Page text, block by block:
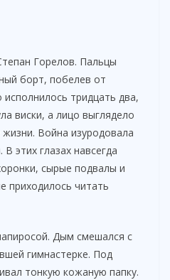
Горелов. Пальцы
борт, побелев от
тридцать два,
виски, а лицо выглядело
Война изуродовала
этих глазах навсегда
сырые подвалы и
приходилось читать
Дым смешался с
гимнастерке. Под
тонкую кожаную папку.